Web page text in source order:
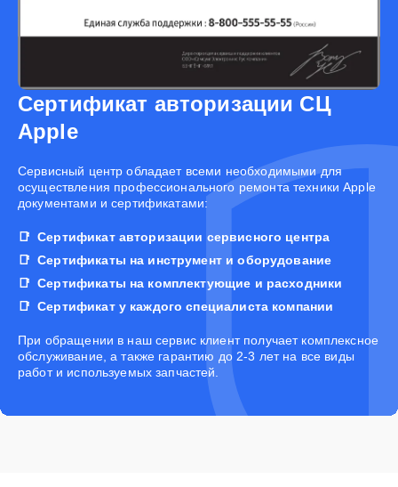
Сертификат авторизации СЦ
Apple
Cервисный центр обладает всеми необходимыми для
осуществления профессионального ремонта техники Apple
документами и сертификатами:
Сертификат авторизации сервисного центра
Сертификаты на инструмент и оборудование
Сертификаты на комплектующие и расходники
Сертификат у каждого специалиста компании
При обращении в наш сервис клиент получает комплексное
обслуживание, а также гарантию до 2-3 лет на все виды
работ и используемых запчастей.